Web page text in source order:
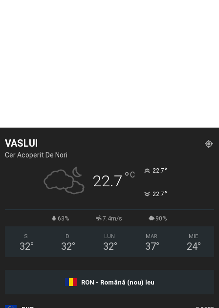
VASLUI
Cer Acoperit De Nori
22.7 °C 22.7°
22.7°
63% 7.4m/s 90%
S
32°
D
32°
LUN
32°
MAR
37°
MIE
24°
RON - Română (nou) leu